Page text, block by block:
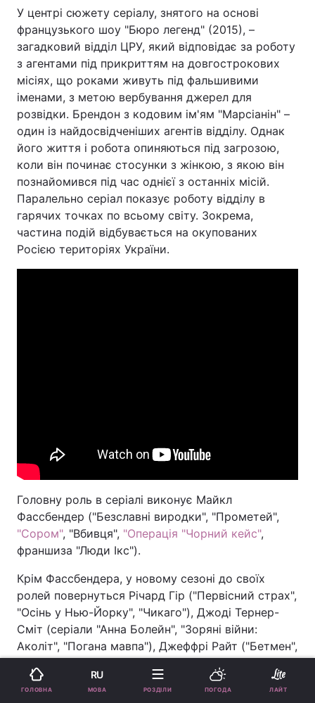
У центрі сюжету серіалу, знятого на основі
французького шоу "Бюро легенд" (2015), –
загадковий відділ ЦРУ, який відповідає за роботу
з агентами під прикриттям на довгострокових
місіях, що роками живуть під фальшивими
іменами, з метою вербування джерел для
розвідки. Брендон з кодовим ім'ям "Марсіанін" –
один із найдосвідченіших агентів відділу. Однак
його життя і робота опиняються під загрозою,
коли він починає стосунки з жінкою, з якою він
познайомився під час однієї з останніх місій.
Паралельно серіал показує роботу відділу в
гарячих точках по всьому світу. Зокрема,
частина подій відбувається на окупованих
Росією територіях України.
Головну роль в серіалі виконує Майкл
Фассбендер ("Безславні виродки", "Прометей",
"Сором", "Вбивця", "Операція "Чорний кейс",
франшиза "Люди Ікс").
Крім Фассбендера, у новому сезоні до своїх
ролей повернуться Річард Гір ("Первісний страх",
"Осінь у Нью-Йорку", "Чикаго"), Джоді Тернер-
Сміт (серіали "Анна Болейн", "Зоряні війни:
Аколіт", "Погана мавпа"), Джеффрі Райт ("Бетмен",
Кетрін Уотерстон ("Стів Джобс", "Чужий: Заповіт",
"Фантастичні тварини і де вони мешкають") та
ГОЛОВНА
RU
МОВА РОЗДІЛИ ПОГОДА ЛАЙТ